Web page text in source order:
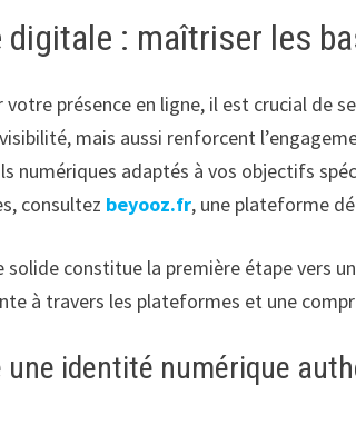
digitale : maîtriser les
votre présence en ligne, il est crucial de
mais aussi renforcent
numériques adaptés à vos objectifs
consultez beyooz.fr, une plateforme
solide constitue la première étape vers
à travers les plateformes et une
une identité numérique